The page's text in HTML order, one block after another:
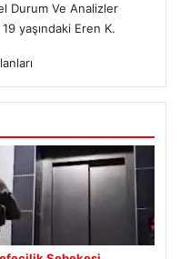
Durum Ve Analizler
yaşındaki Eren K.